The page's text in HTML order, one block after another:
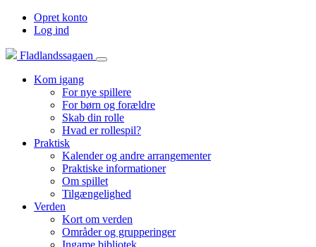
Opret konto
Log ind
Fladlandssagaen
Kom igang
For nye spillere
For børn og forældre
Skab din rolle
Hvad er rollespil?
Praktisk
Kalender og andre arrangementer
Praktiske informationer
Om spillet
Tilgængelighed
Verden
Kort om verden
Områder og grupperinger
Ingame bibliotek